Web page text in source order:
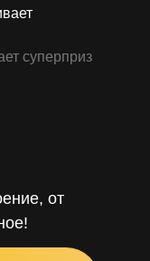
от
суперприз